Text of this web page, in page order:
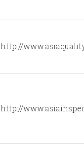
http://
http://